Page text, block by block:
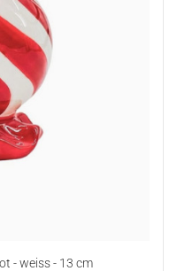
- weiss - 13 cm